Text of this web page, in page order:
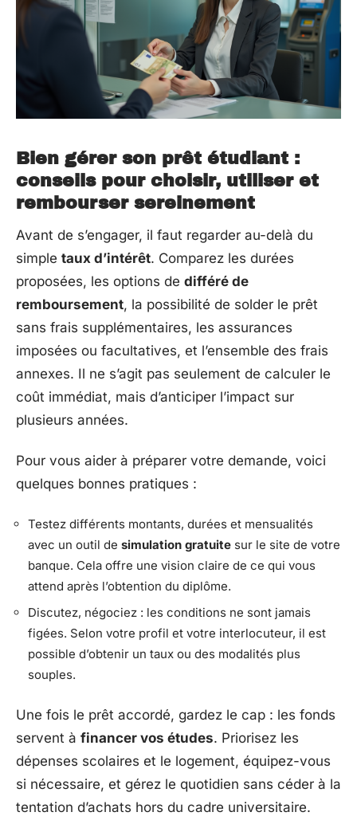
Bien gérer son prêt étudiant :
conseils pour choisir, utiliser et
rembourser sereinement
Avant de s’engager, il faut regarder au-delà du
simple taux d’intérêt. Comparez les durées
proposées, les options de différé de
remboursement, la possibilité de solder le prêt
sans frais supplémentaires, les assurances
imposées ou facultatives, et l’ensemble des frais
annexes. Il ne s’agit pas seulement de calculer le
coût immédiat, mais d’anticiper l’impact sur
plusieurs années.
Pour vous aider à préparer votre demande, voici
quelques bonnes pratiques :
Testez différents montants, durées et mensualités
avec un outil de simulation gratuite sur le site de votre
banque. Cela offre une vision claire de ce qui vous
attend après l’obtention du diplôme.
Discutez, négociez : les conditions ne sont jamais
figées. Selon votre profil et votre interlocuteur, il est
possible d’obtenir un taux ou des modalités plus
souples.
Une fois le prêt accordé, gardez le cap : les fonds
servent à financer vos études. Priorisez les
dépenses scolaires et le logement, équipez-vous
si nécessaire, et gérez le quotidien sans céder à la
tentation d’achats hors du cadre universitaire.